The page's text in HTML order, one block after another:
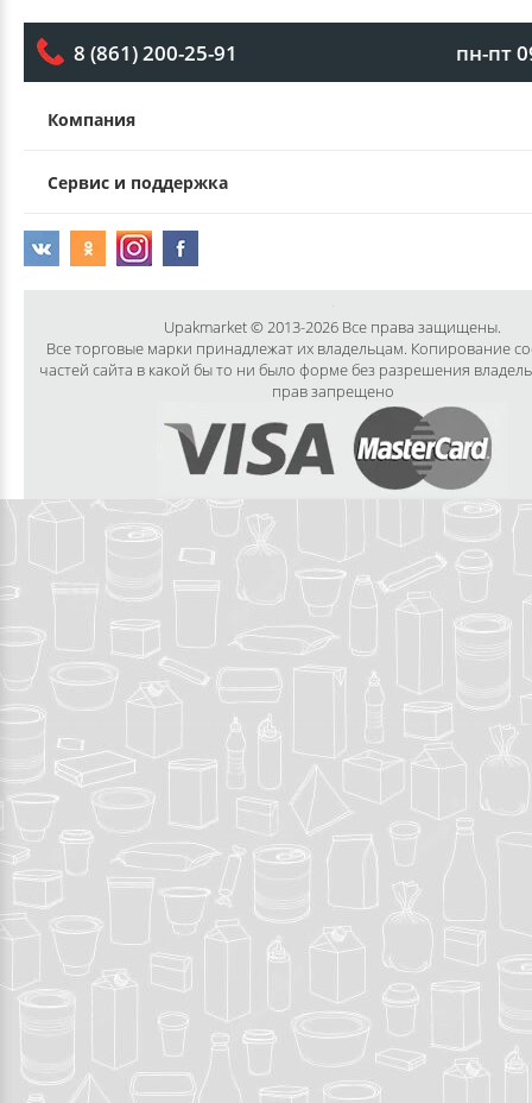
8 (861) 200-25-91 пн-пт
Компания
Сервис и поддержка
Upakmarket © 2013-2026 Все права защищены.
Все торговые марки принадлежат их владельцам. Копирование
частей сайта в какой бы то ни было форме без разрешения
прав запрещено